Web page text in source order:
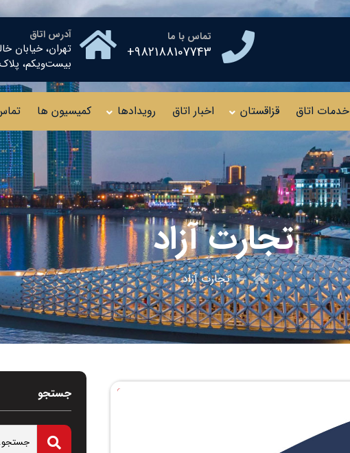
تماس با ما
982188107743+
آدرس اتاق
تهران، خیابان
بیست‌ویکم، پلاک ۱۰ طبقه
خدمات اتاق قزاقستان اخبار اتاق رویدادها کمیسیون ها
تجارت آزاد
تجارت آزاد
جستجو